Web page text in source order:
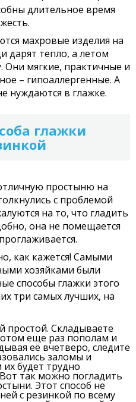
длительное время
махровые изделия на
дарят тепло, а летом
Они мягкие, практичные и
– гипоаллергенные. А
нуждаются в глажке.
глажки
простыню на
с проблемой
на то, что гладить
она не помещается
как кажется! Самыми
хозяйками были
способы глажки этого
три самых лучших, на
простой. Складываете
еще раз пополам и
её вчетверо, следите
заломы и
будет трудно
так можно погладить
Этот способ не
с резинкой по всему